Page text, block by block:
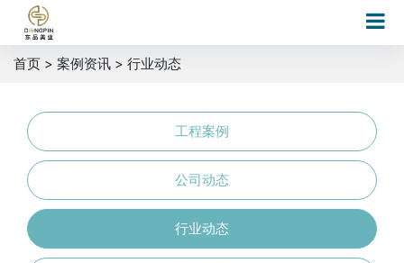
首页 > 案例资讯 > 行业动态
工程案例
公司动态
行业动态